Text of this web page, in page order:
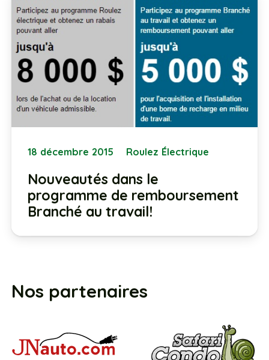
18 décembre 2015 Roulez Électrique
Nouveautés dans le
programme de remboursement
Branché au travail!
Nos partenaires